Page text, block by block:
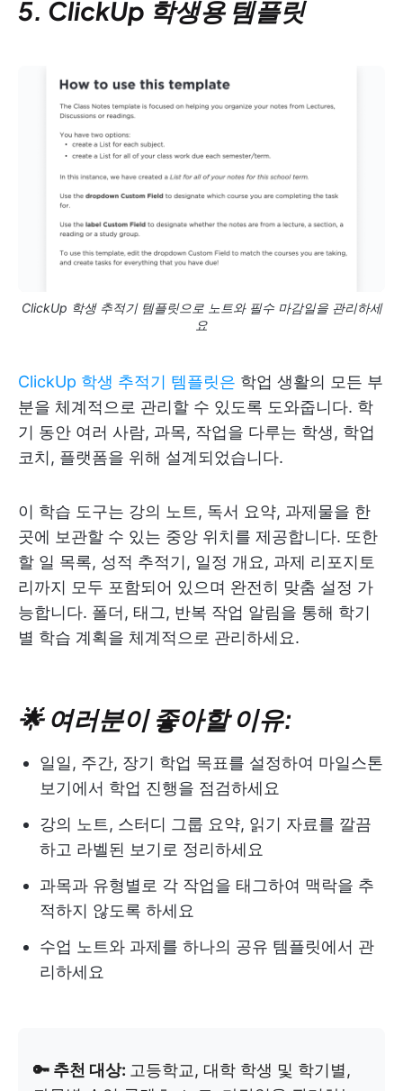
5. ClickUp 학생용 템플릿
ClickUp 학생 추적기 템플릿으로 노트와 필수 마감일을 관리하세
요
ClickUp 학생 추적기 템플릿은 학업 생활의 모든 부
분을 체계적으로 관리할 수 있도록 도와줍니다. 학
기 동안 여러 사람, 과목, 작업을 다루는 학생, 학업
코치, 플랫폼을 위해 설계되었습니다.
이 학습 도구는 강의 노트, 독서 요약, 과제물을 한
곳에 보관할 수 있는 중앙 위치를 제공합니다. 또한
할 일 목록, 성적 추적기, 일정 개요, 과제 리포지토
리까지 모두 포함되어 있으며 완전히 맞춤 설정 가
능합니다. 폴더, 태그, 반복 작업 알림을 통해 학기
별 학습 계획을 체계적으로 관리하세요.
🌟 여러분이 좋아할 이유:
일일, 주간, 장기 학업 목표를 설정하여 마일스톤
보기에서 학업 진행을 점검하세요
강의 노트, 스터디 그룹 요약, 읽기 자료를 깔끔
하고 라벨된 보기로 정리하세요
과목과 유형별로 각 작업을 태그하여 맥락을 추
적하지 않도록 하세요
수업 노트와 과제를 하나의 공유 템플릿에서 관
리하세요
🔑 추천 대상: 고등학교, 대학 학생 및 학기별,